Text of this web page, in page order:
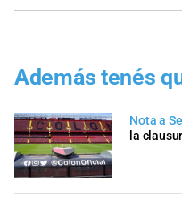
Además tenés
Nota a
la